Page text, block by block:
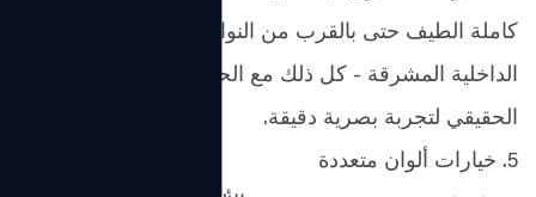
كاملة الطيف حتى بالقرب من النوافذ أو في البيئات
الداخلية المشرقة - كل ذلك مع الحفاظ على إدراك الألوان
الحقيقي لتجربة بصرية دقيقة.
5. خيارات ألوان متعددة